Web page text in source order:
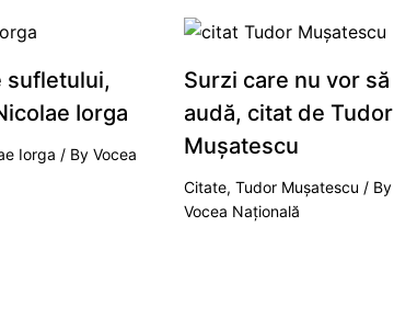
sufletului,
Iorga
Iorga / By Vocea
Surzi care nu vor să
audă, citat de Tudor
Mușatescu
Citate,Tudor Mușatescu / By
Vocea Națională